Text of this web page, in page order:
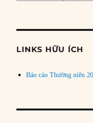
đề
LINKS HỮU ÍCH
Báo cáo Thường niên